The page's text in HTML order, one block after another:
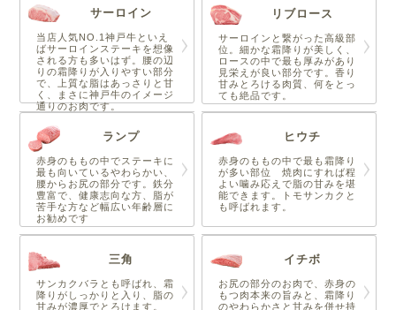
サーロイン
当店人気NO.1神戸牛といえ
ばサーロインステーキを想像
される方も多いはず。腰の辺
りの霜降りが入りやすい部分
で、上質な脂はあっさりと甘
く、まさに神戸牛のイメージ
通りのお肉です。
リブロース
サーロインと繋がった高級部
位。細かな霜降りが美しく、
ロースの中で最も厚みがあり
見栄えが良い部分です。香り
甘みとろける肉質、何をとっ
ても絶品です。
ランプ
赤身のももの中でステーキに
最も向いているやわらかい、
腰からお尻の部分です。鉄分
豊富で、健康志向な方、脂が
苦手な方など幅広い年齢層に
お勧めです
ヒウチ
赤身のももの中で最も霜降り
が多い部位 焼肉にすれば程
よい噛み応えで脂の甘みを堪
能できます。トモサンカクと
も呼ばれます。
三角
サンカクバラとも呼ばれ、霜
降りがしっかりと入り、脂の
甘みが濃厚でとろけます。
イチボ
お尻の部分のお肉で、赤身の
もつ肉本来の旨みと、霜降り
のやわらかさと甘みを併せ持